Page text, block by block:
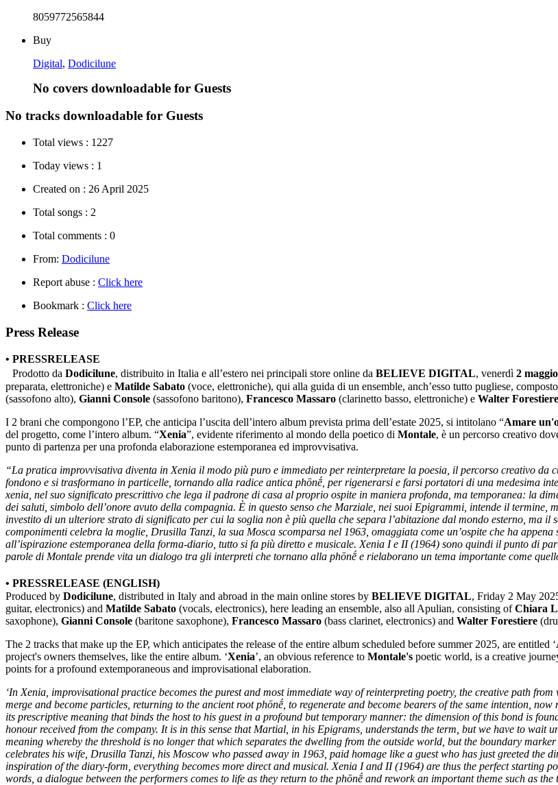
8059772565844
Buy
Digital, Dodicilune
No covers downloadable for Guests
No tracks downloadable for Guests
Total views : 1227
Today views : 1
Created on : 26 April 2025
Total songs : 2
Total comments : 0
From: Dodicilune
Report abuse : Click here
Bookmark : Click here
Press Release
• PRESSRELEASE
Prodotto da Dodicilune, distribuito in Italia e all’estero nei principali store online da BELIEVE DIGITAL, venerdì 2
preparata, elettroniche) e Matilde Sabato (voce, elettroniche), qui alla guida di un ensemble, anch’esso tutto pugliese,
(sassofono alto), Gianni Console (sassofono baritono), Francesco Massaro (clarinetto basso, elettroniche) e Walter Forestiere
I 2 brani che compongono l’EP, che anticipa l’uscita dell’intero album prevista prima dell’estate 2025, si intitolano “Amare
del progetto, come l’intero album. “Xenia”, evidente riferimento al mondo della poetico di Montale, è un percorso creativo
punto di partenza per una profonda elaborazione estemporanea ed improvvisativa.
“La pratica improvvisativa diventa in Xenia il modo più puro e immediato per reinterpretare la poesia, il percorso creativo
fondono e si trasformano in particelle, tornando alla radice antica phōnḗ, per rigenerarsi e farsi portatori di una medesima
xenia, nel suo significato prescrittivo che lega il padrone di casa al proprio ospite in maniera profonda, ma temporanea: la
dei saluti, simbolo dell’onore avuto della compagnia. È in questo senso che Marziale, nei suoi Epigrammi, intende il
investito di un ulteriore strato di significato per cui la soglia non è più quella che separa l’abitazione dal mondo esterno, ma
componimenti celebra la moglie, Drusilla Tanzi, la sua Mosca scomparsa nel 1963, omaggiata come un’ospite che ha
all’ispirazione estemporanea della forma-diario, tutto si fa più diretto e musicale. Xenia I e II (1964) sono quindi il punto di
parole di Montale prende vita un dialogo tra gli interpreti che tornano alla phōnḗ e rielaborano un tema importante come
• PRESSRELEASE (ENGLISH)
Produced by Dodicilune, distributed in Italy and abroad in the main online stores by BELIEVE DIGITAL, Friday 2 May
guitar, electronics) and Matilde Sabato (vocals, electronics), here leading an ensemble, also all Apulian, consisting ofChiara
saxophone), Gianni Console (baritone saxophone), Francesco Massaro (bass clarinet, electronics) and Walter Forestiere
The 2 tracks that make up the EP, which anticipates the release of the entire album scheduled before summer 2025, are entitled ‘
project's owners themselves, like the entire album. ‘Xenia’, an obvious reference to Montale's poetic world, is a creative
points for a profound extemporaneous and improvisational elaboration.
‘In Xenia, improvisational practice becomes the purest and most immediate way of reinterpreting poetry, the creative path
merge and become particles, returning to the ancient root phōnḗ, to regenerate and become bearers of the same intention,
its prescriptive meaning that binds the host to his guest in a profound but temporary manner: the dimension of this bond is
honour received from the company. It is in this sense that Martial, in his Epigrams, understands the term, but we have to
meaning whereby the threshold is no longer that which separates the dwelling from the outside world, but the boundary
celebrates his wife, Drusilla Tanzi, his Moscow who passed away in 1963, paid homage like a guest who has just greeted the
inspiration of the diary-form, everything becomes more direct and musical. Xenia I and II (1964) are thus the perfect starting
words, a dialogue between the performers comes to life as they return to the phōnḗ and rework an important theme such as the